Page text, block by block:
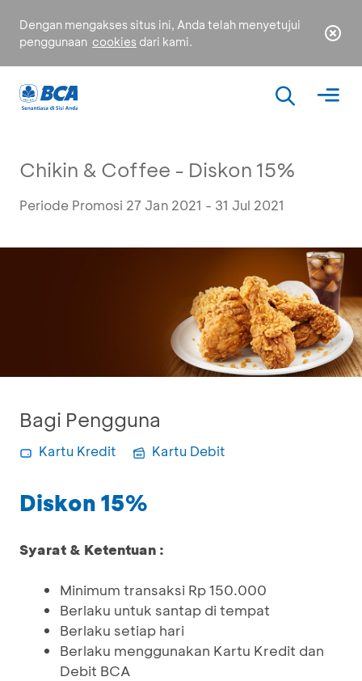
Dengan mengakses situs ini, Anda telah menyetujui
penggunaan cookies dari kami.
Chikin & Coffee - Diskon 15%
Periode Promosi 27 Jan 2021 - 31 Jul 2021
Bagi Pengguna
Kartu Kredit Kartu Debit
Diskon 15%
Syarat & Ketentuan :
Minimum transaksi Rp 150.000
Berlaku untuk santap di tempat
Berlaku setiap hari
Berlaku menggunakan Kartu Kredit dan
Debit BCA